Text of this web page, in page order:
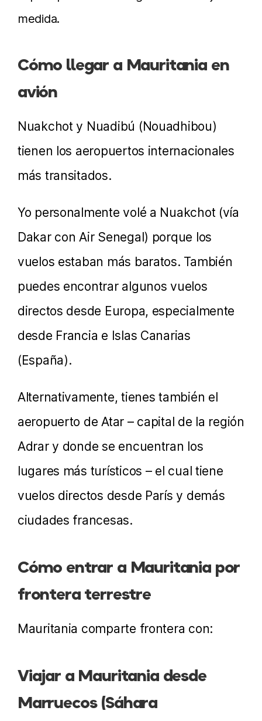
medida.
Cómo llegar a Mauritania en
avión
Nuakchot y Nuadibú (Nouadhibou)
tienen los aeropuertos internacionales
más transitados.
Yo personalmente volé a Nuakchot (vía
Dakar con Air Senegal) porque los
vuelos estaban más baratos. También
puedes encontrar algunos vuelos
directos desde Europa, especialmente
desde Francia e Islas Canarias
(España).
Alternativamente, tienes también el
aeropuerto de Atar – capital de la región
Adrar y donde se encuentran los
lugares más turísticos – el cual tiene
vuelos directos desde París y demás
ciudades francesas.
Cómo entrar a Mauritania por
frontera terrestre
Mauritania comparte frontera con:
Viajar a Mauritania desde
Marruecos (Sáhara